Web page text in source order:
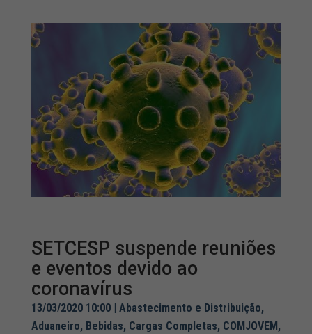
SETCESP suspende reuniões
e eventos devido ao
coronavírus
13/03/2020 10:00| Abastecimento e Distribuição,
Aduaneiro, Bebidas, Cargas Completas, COMJOVEM,